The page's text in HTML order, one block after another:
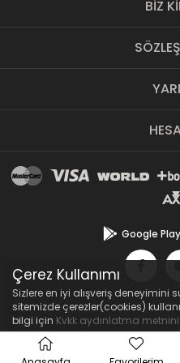
ödün vermeyen, yenilikçi
bir
BİZ
Google Play
Çerez Kullanımı
Sizlere en iyi alışveriş deneyimini
sitemizde çerezler(cookies)
bilgi için Kvkk aydınlatma metnini